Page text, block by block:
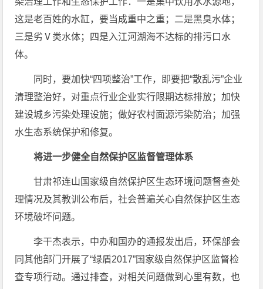
这是老百姓的水缸，要当成重中之重；二是黑臭水体；
三是劣Ⅴ类水体；四是入江河湖海不达标的排污口水
体。
同时，要加快“四项整治”工作，即要把“散乱污”企业
清理整治好，对重点行业企业实行限期达标排放；加快
建设城乡污染处理设施；做好农村面源污染防治；加强
水生态系统保护和修复。
将进一步健全自然保护区监督管理体系
甘肃祁连山国家级自然保护区生态环境问题督查处
理情况及其教训公布后，社会普遍关心自然保护区生态
环境破坏问题。
李干杰表示，中办和国办的通报发出后，环保部会
同其他部门开展了“绿盾2017”国家级自然保护区监督检
查专项行动。通过排查，对相关问题做到心里有数，也